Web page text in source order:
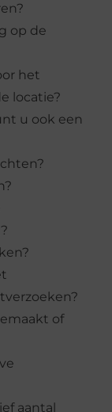
op de
het
locatie?
u ook een
of
aantal